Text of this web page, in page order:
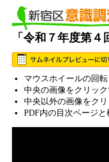
「令和７年度第
マウスホイールの回
中央の画像をクリッ
中央以外の画像をク
PDF内の目次ページ